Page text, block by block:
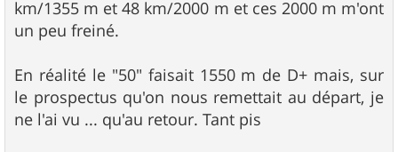
km/1355 m et 48 km/2000 m et ces 2000 m m'ont
un peu freiné.
En réalité le "50" faisait 1550 m de D+ mais, sur
le prospectus qu'on nous remettait au départ, je
ne l'ai vu ... qu'au retour. Tant pis